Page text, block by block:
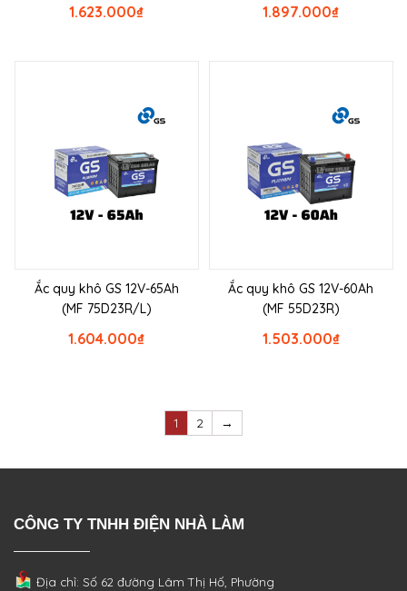
₫
1.623.000 ₫
1.897.000
Ắc quy khô GS 12V-65Ah
(MF 75D23R/L)
₫
1.604.000
Ắc quy khô GS 12V-60Ah
(MF 55D23R)
₫
1.503.000
1 2 →
CÔNG TY TNHH ĐIỆN NHÀ LÀM
Địa chỉ: Số 62 đường Lâm Thị Hố, Phường